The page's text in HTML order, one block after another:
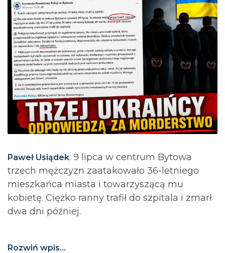
Paweł Usiądek: 9 lipca w centrum Bytowa
trzech mężczyzn zaatakowało 36-letniego
mieszkańca miasta i towarzyszącą mu
kobietę. Ciężko ranny trafił do szpitala i zmarł
dwa dni później.
Rozwiń wpis...